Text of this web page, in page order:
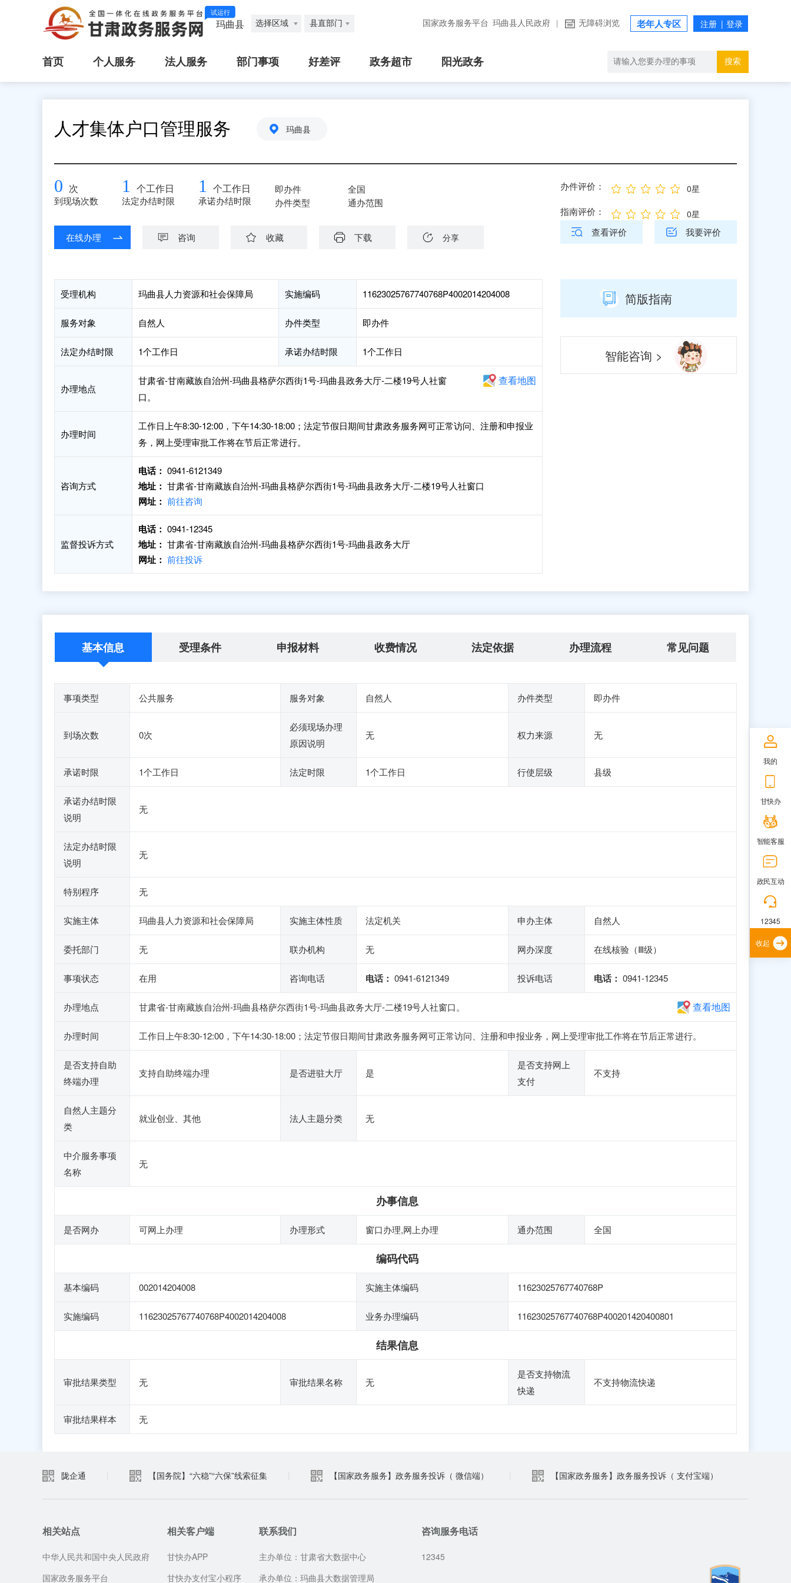
试运行
玛曲县 选择区域 县直部门 国家政务服务平台 玛曲县人民政府 无障碍浏览 老年人专区
首页 个人服务 法人服务 部门事项 好差评 政务超市 阳光政务 搜索
人才集体户口管理服务 玛曲县
0 次
到现场次数
1 个工作日
法定办结时限
1 个工作日
承诺办结时限
即办件
办件类型
全国
通办范围
在线办理 咨询 收藏 下载 分享
办件评价： 0星
指南评价： 0星
查看评价 我要评价
受理机构 玛曲县人力资源和社会保障局 实施编码 11623025767740768P4002014204008
服务对象 自然人 办件类型 即办件
法定办结时限 1个工作日 承诺办结时限 1个工作日
办理地点
甘肃省-甘南藏族自治州-玛曲县格萨尔西街1号-玛曲县政务大厅-二楼19号人社窗
口。
查看地图
办理时间
工作日上午8:30-12:00，下午14:30-18:00；法定节假日期间甘肃政务服务网可正常访问、注册和申报业
务，网上受理审批工作将在节后正常进行。
咨询方式
电话： 0941-6121349
地址： 甘肃省-甘南藏族自治州-玛曲县格萨尔西街1号-玛曲县政务大厅-二楼19号人社窗口
网址： 前往咨询
监督投诉方式
电话： 0941-12345
地址： 甘肃省-甘南藏族自治州-玛曲县格萨尔西街1号-玛曲县政务大厅
网址： 前往投诉
简版指南
智能咨询 >
基本信息 受理条件 申报材料 收费情况 法定依据 办理流程 常见问题
事项类型 公共服务 服务对象 自然人 办件类型 即办件
到场次数 0次
必须现场办理
原因说明
无 权力来源 无
承诺时限 1个工作日 法定时限 1个工作日 行使层级 县级
承诺办结时限
说明
无
法定办结时限
说明
无
特别程序 无
实施主体 玛曲县人力资源和社会保障局 实施主体性质 法定机关 申办主体 自然人
委托部门 无 联办机构 无 网办深度 在线核验（Ⅲ级）
事项状态 在用 咨询电话 电话： 0941-6121349 投诉电话 电话： 0941-12345
办理地点 甘肃省-甘南藏族自治州-玛曲县格萨尔西街1号-玛曲县政务大厅-二楼19号人社窗口。 查看地图
办理时间 工作日上午8:30-12:00，下午14:30-18:00；法定节假日期间甘肃政务服务网可正常访问、注册和申报业务，网上受理审批工作将在节后正常进行。
是否支持自助
终端办理
支持自助终端办理 是否进驻大厅 是
是否支持网上
支付
不支持
自然人主题分
类
就业创业、其他 法人主题分类 无
中介服务事项
名称
无
办事信息
是否网办 可网上办理 办理形式 窗口办理,网上办理 通办范围 全国
编码代码
基本编码 002014204008 实施主体编码 11623025767740768P
实施编码 11623025767740768P4002014204008 业务办理编码 11623025767740768P400201420400801
结果信息
审批结果类型 无 审批结果名称 无
是否支持物流
快递
不支持物流快递
审批结果样本 无
陇企通 【国务院】“六稳”“六保”线索征集 【国家政务服务】政务服务投诉（ 微信端） 【国家政务服务】政务服务投诉（ 支付宝端）
相关站点
中华人民共和国中央人民政府
国家政务服务平台
相关客户端
甘快办APP
甘快办支付宝小程序
联系我们
主办单位：甘肃省大数据中心
承办单位：玛曲县大数据管理局
咨询服务电话
12345
我的
甘快办
智能客服
政民互动
12345
收起